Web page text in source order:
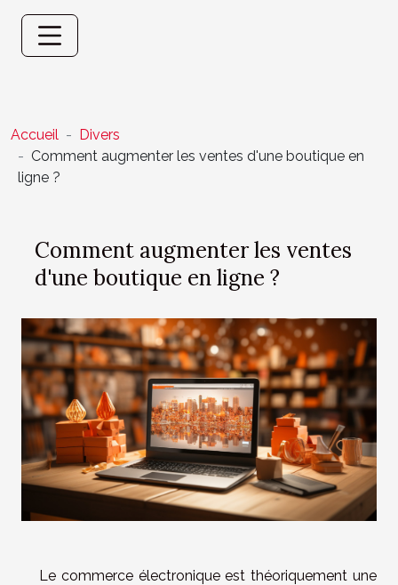
Accueil
Divers
Comment augmenter les ventes d'une boutique en
ligne ?
Comment augmenter les ventes
d'une boutique en ligne ?
Le commerce électronique est théoriquement une